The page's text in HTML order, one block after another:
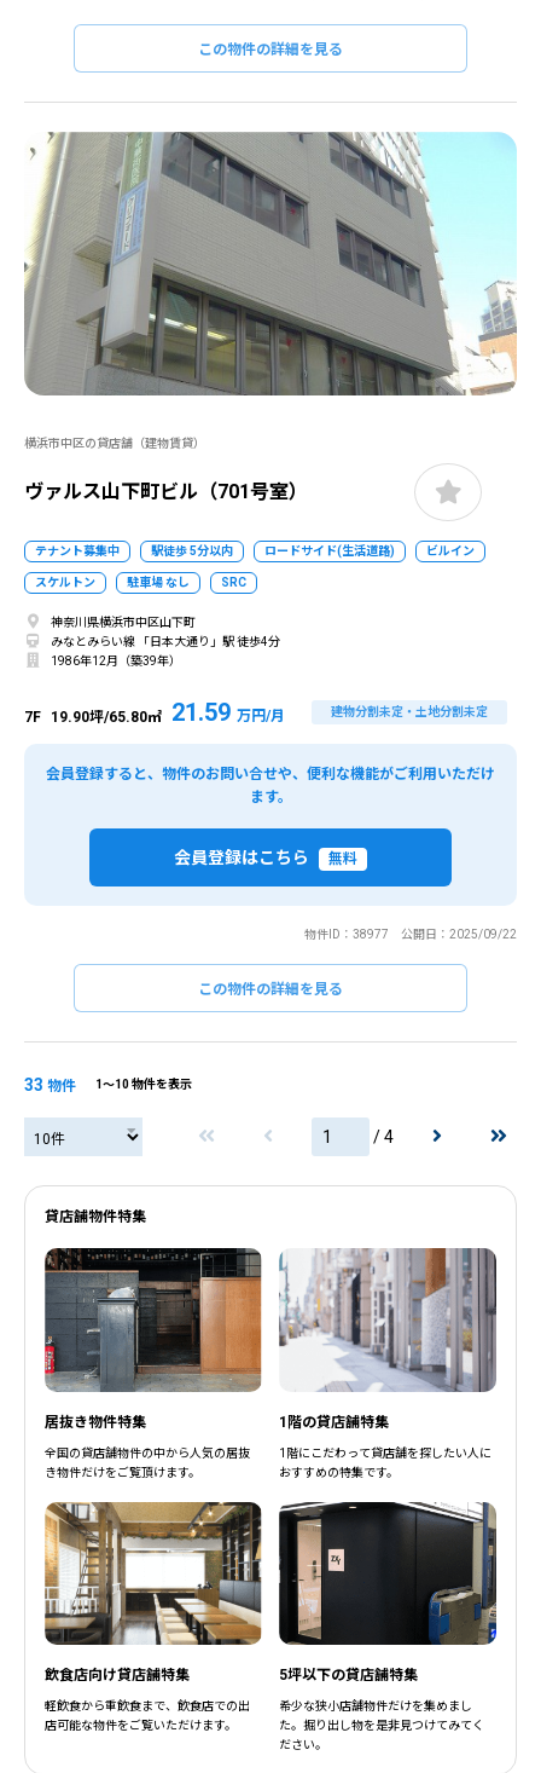
この物件の詳細を見る
横浜市中区の貸店舗（建物賃貸）
ヴァルス山下町ビル（701号室）
テナント募集中 駅徒歩 5分以内 ロードサイド(生活道路) ビルイン
スケルトン 駐車場 なし SRC
神奈川県横浜市中区山下町
みなとみらい線 「日本大通り」駅 徒歩4分
1986年12月（築39年）
7F 19.90坪/65.80㎡ 21.59 万円/月 建物分割未定・土地分割未定
会員登録すると、物件のお問い合せや、便利な機能がご利用いただけ
ます。
会員登録はこちら 無料
物件ID：38977 公開日：2025/09/22
この物件の詳細を見る
33 物件 1〜10 物件を表示
/ 4
貸店舗物件特集
居抜き物件特集
全国の貸店舗物件の中から人気の居抜
き物件だけをご覧頂けます。
1階の貸店舗特集
1階にこだわって貸店舗を探したい人に
おすすめの特集です。
飲食店向け貸店舗特集
軽飲食から重飲食まで、飲食店での出
店可能な物件をご覧いただけます。
5坪以下の貸店舗特集
希少な狭小店舗物件だけを集めまし
た。掘り出し物を是非見つけてみてく
ださい。
閉じる